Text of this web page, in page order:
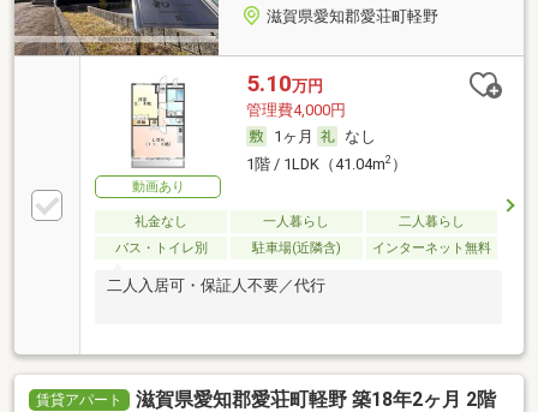
滋賀県愛知郡愛荘町軽野
動画あり
5.10万円
管理費4,000円
1ヶ月
なし
1階 / 1LDK（41.04m2）
礼金なし 一人暮らし
二人暮らし
バス・トイレ別
駐車場(近隣含) インターネット無料
二人入居可・保証人不要／代行
賃貸アパート
滋賀県愛知郡愛荘町軽野 築18年2ヶ月 2階